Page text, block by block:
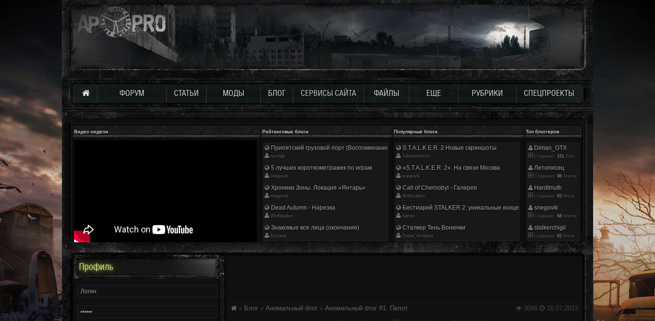
ФОРУМ СТАТЬИ МОДЫ БЛОГ СЕРВИСЫ САЙТА ФАЙЛЫ ЕЩЕ РУБРИКИ СПЕЦПРОЕКТЫ
Видео недели Рейтинговые блоги Популярные блоги Топ блоггеров
Припятский грузовой порт (Воспоминания ликвидатора)
racindp
5 лучших короткометражек по играм
snegovik
Хроники Зоны. Локация «Янтарь»
snegovik
Dead Autumn - Нарезка
Wolfstalker
Знакомые все лица (окончание)
Enclave
S.T.A.L.K.E.R. 2 Новые скриншоты
JohannHirsch
«S.T.A.L.K.E.R. 2». На связи Москва
snegovik
Call of Chernobyl - Галерея
Wolfstalker
Бестиарий STALKER 2: уникальные концепт-арты
Аdmin
Сталкер Тень Вонючки
Drone_Ambient
Diman_GTX
Созданно: 161 блог
Летописец
Созданно: 96 блогов
Hardtmuth
Созданно: 83 блога
snegovik
Созданно: 68 блогов
stalkerchigil
Созданно: 62 блога
3046 16.07.2013
» Блог » Аномальный блог » Аномальный блог #1. Пилот
Профиль